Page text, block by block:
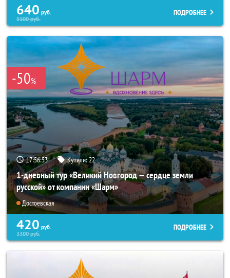
640 руб.
5100руб.
ПОДРОБНЕЕ
-50%
17:56:52 Купили: 22
1-дневный тур «Великий Новгород — сердце земли
русской» от компании «Шарм»
Достоевская
420 руб.
3300руб.
ПОДРОБНЕЕ